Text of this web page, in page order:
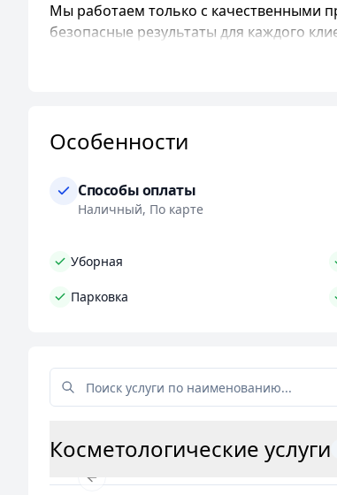
Мы работаем только с качественными
безопасные результаты для каждого
качество услуг по разумным ценам.
Записаться к нам можно заранее,
насладиться чаем или кофе. Кроме
В студии красоты
вы
окрашивание волос, маникюр и
Мы гарантируем, что вы будете
Особенности
Способы оплаты
Наличный, По карте
Уборная
Парковка
Косметологические услуги
Previous slide